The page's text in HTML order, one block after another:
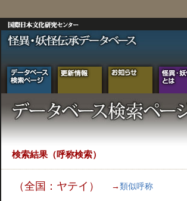
検索結果（呼称検索）
（全国：ヤテイ） → 類似呼称